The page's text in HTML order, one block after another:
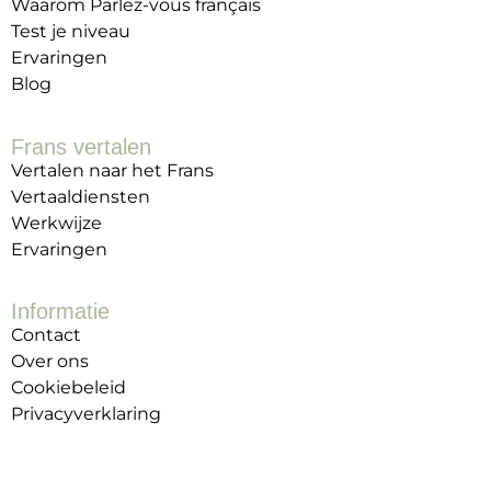
Waarom Parlez-vous français
Test je niveau
Ervaringen
Blog
Frans vertalen
Vertalen naar het Frans
Vertaaldiensten
Werkwijze
Ervaringen
Informatie
Contact
Over ons
Cookiebeleid
Privacyverklaring